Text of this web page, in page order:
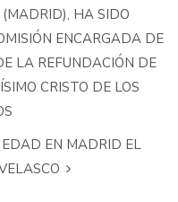
HA SIDO
ENCARGADA DE
LA REFUNDACIÓN DE
CRISTO DE LOS
EN MADRID EL